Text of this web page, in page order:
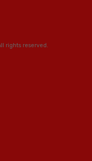
rights reserved.